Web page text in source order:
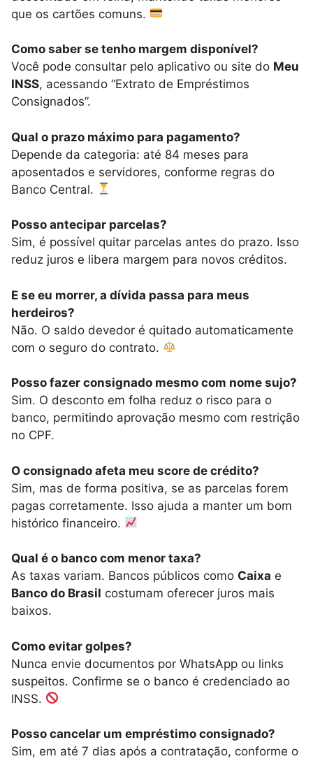
que os cartões comuns.
Como saber se tenho margem disponível?
Você pode consultar pelo aplicativo ou site do Meu
INSS, acessando “Extrato de Empréstimos
Consignados”.
Qual o prazo máximo para pagamento?
Depende da categoria: até 84 meses para
aposentados e servidores, conforme regras do
Banco Central.
Posso antecipar parcelas?
Sim, é possível quitar parcelas antes do prazo. Isso
reduz juros e libera margem para novos créditos.
E se eu morrer, a dívida passa para meus
herdeiros?
Não. O saldo devedor é quitado automaticamente
com o seguro do contrato.
Posso fazer consignado mesmo com nome sujo?
Sim. O desconto em folha reduz o risco para o
banco, permitindo aprovação mesmo com restrição
no CPF.
O consignado afeta meu score de crédito?
Sim, mas de forma positiva, se as parcelas forem
pagas corretamente. Isso ajuda a manter um bom
histórico financeiro.
Qual é o banco com menor taxa?
As taxas variam. Bancos públicos como Caixa e
Banco do Brasil costumam oferecer juros mais
baixos.
Como evitar golpes?
Nunca envie documentos por WhatsApp ou links
suspeitos. Confirme se o banco é credenciado ao
INSS.
Posso cancelar um empréstimo consignado?
Sim, em até 7 dias após a contratação, conforme o